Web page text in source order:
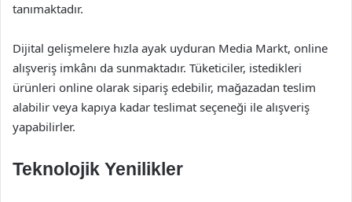
tanımaktadır.
Dijital gelişmelere hızla ayak uyduran Media Markt, online
alışveriş imkânı da sunmaktadır. Tüketiciler, istedikleri
ürünleri online olarak sipariş edebilir, mağazadan teslim
alabilir veya kapıya kadar teslimat seçeneği ile alışveriş
yapabilirler.
Teknolojik Yenilikler